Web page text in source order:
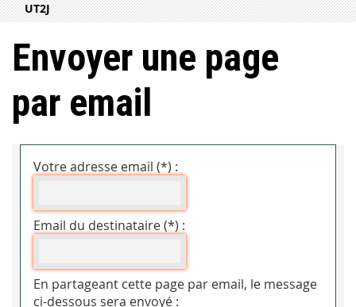
UT2J
Envoyer une page
par email
Votre adresse email (*) :
Email du destinataire (*) :
En partageant cette page par email, le message
ci-dessous sera envoyé :